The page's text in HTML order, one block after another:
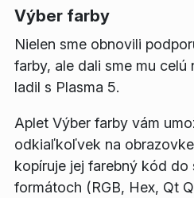
Výber farby
Nielen sme obnovili
farby, ale dali sme mu
ladil s Plasma 5.
Aplet Výber farby vám
odkiaľkoľvek na
kopíruje jej farebný kód
formátoch (RGB, Hex, Qt